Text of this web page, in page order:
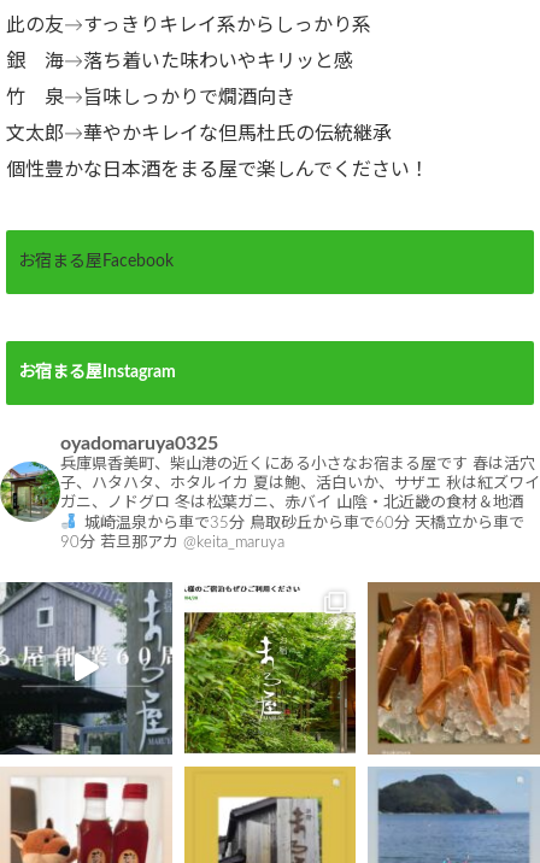
此の友→すっきりキレイ系からしっかり系
銀 海→落ち着いた味わいやキリッと感
竹 泉→旨味しっかりで燗酒向き
文太郎→華やかキレイな但馬杜氏の伝統継承
個性豊かな日本酒をまる屋で楽しんでください！
お宿まる屋Facebook
お宿まる屋Instagram
oyadomaruya0325
兵庫県香美町、柴山港の近くにある小さなお宿まる屋です 春は活穴
子、ハタハタ、ホタルイカ 夏は鮑、活白いか、サザエ 秋は紅ズワイ
ガニ、ノドグロ 冬は松葉ガニ、赤バイ 山陰・北近畿の食材＆地酒
城崎温泉から車で35分 鳥取砂丘から車で60分 天橋立から車で
90分 若旦那アカ @keita_maruya